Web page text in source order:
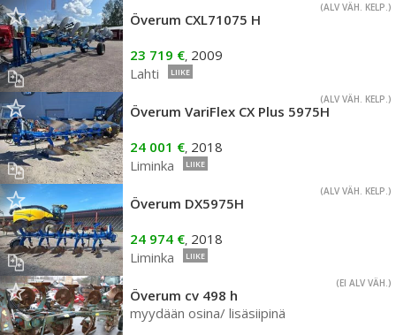
(ALV VÄH. KELP.)
Överum CXL71075 H
23 719 €, 2009
Lahti
LIIKE
(ALV VÄH. KELP.)
Överum VariFlex CX Plus 5975H
24 001 €, 2018
Liminka
LIIKE
(ALV VÄH. KELP.)
Överum DX5975H
24 974 €, 2018
Liminka
LIIKE
(EI ALV VÄH.)
Överum cv 498 h
myydään osina/ lisäsiipinä